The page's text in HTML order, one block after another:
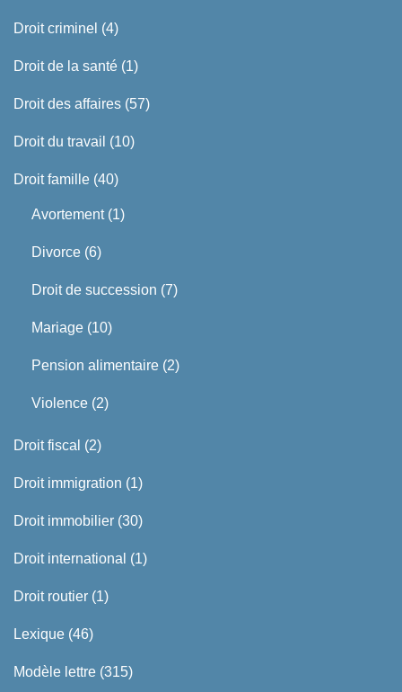
Droit criminel (4)
Droit de la santé (1)
Droit des affaires (57)
Droit du travail (10)
Droit famille (40)
Avortement(1)
Divorce (6)
Droit de succession (7)
Mariage (10)
Pension alimentaire (2)
Violence (2)
Droit fiscal (2)
Droit immigration (1)
Droit immobilier (30)
Droit international (1)
Droit routier (1)
Lexique (46)
Modèle lettre (315)